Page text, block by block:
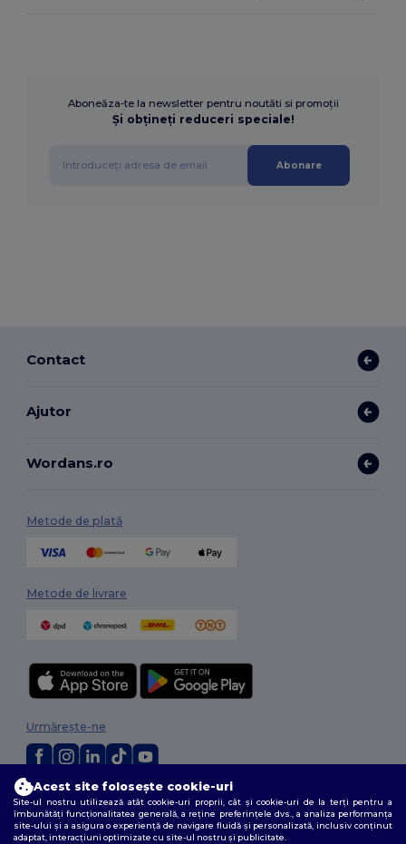
Aboneăza-te la newsletter pentru noutăti si promoții
Și obțineți reduceri speciale!
Abonare
Contact
Ajutor
Wordans.ro
Metode de plată
Metode de livrare
2026. Toate drepturile rezervate
Termeni și condiții|Politica de confidențialitate|Politica privind cookie-
urile| Sitemap
Urmărește-ne
Acest site folosește cookie-uri
Site-ul nostru utilizează atât cookie-uri proprii, cât și cookie-uri de la terți pentru a
îmbunătăți funcționalitatea generală, a reține preferințele dvs., a analiza performanța
site-ului și a asigura o experiență de navigare fluidă și personalizată, inclusiv conținut
adaptat, interacțiuni optimizate cu site-ul nostru și publicitate.